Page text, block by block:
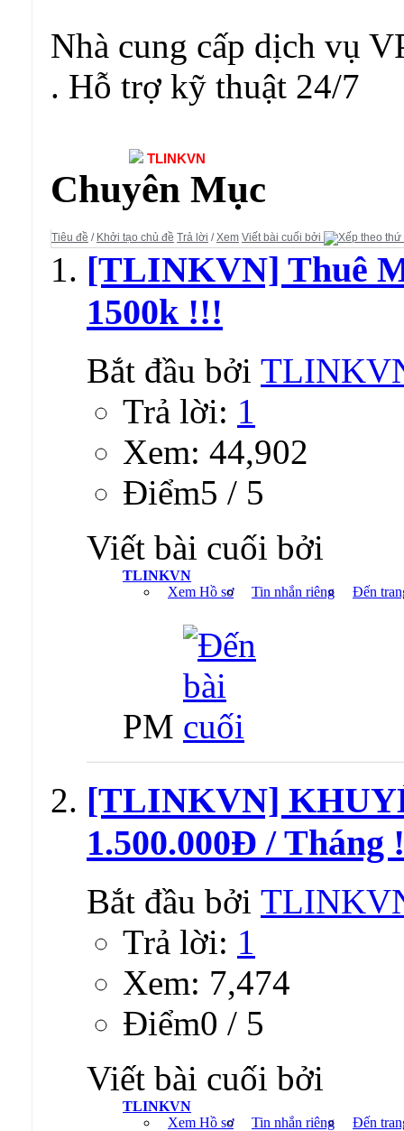
Nhà cung cấp dịch vụ
. Hỗ trợ kỹ thuật 24/7
TLINKVN
Chuyên Mục
Tiêu đề / Khởi tạo chủ đề Trả lời /Xem Viết bài cuối bởi
[TLINKVN] Thuê
1500k !!!
Bắt đầu bởi
Trả lời: 1
Xem: 44,902
Ðiểm5 / 5
Viết bài cuối bởi
TLINKVN
Xem Hồ sơ
Tin nhắn riêng Đến
PM
[TLINKVN]
1.500.000Đ / Tháng !
Bắt đầu bởi
Trả lời: 1
Xem: 7,474
Ðiểm0 / 5
Viết bài cuối bởi
TLINKVN
Xem Hồ sơ
Tin nhắn riêng Đến